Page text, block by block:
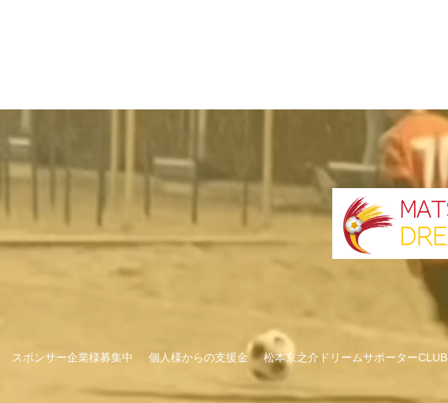
スポンサー企業様募集中 個人様からの支援金 松本京之介ドリームサポーターCLUB